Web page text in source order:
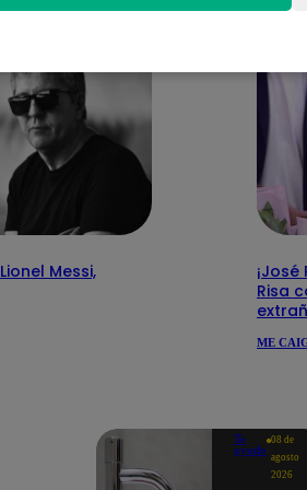
Messi,
Risa
ME
Te
ayudo
08 de
agosto
2026